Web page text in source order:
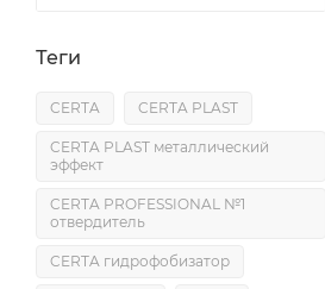
Теги
CERTA CERTA PLAST
CERTA PLAST металлический
эффект
CERTA PROFESSIONAL №1
отвердитель
CERTA гидрофобизатор